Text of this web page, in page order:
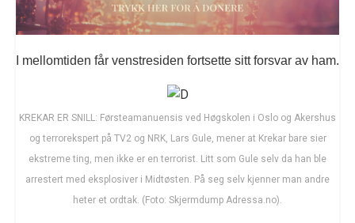
I mellomtiden får venstresiden fortsette sitt forsvar av ham.
KREKAR ER SNILL: Førsteamanuensis ved Høgskolen i Oslo og Akershus
og terrorekspert på TV2 og NRK, Lars Gule, mener at Krekar bare sier
ekstreme ting, men ikke er en terrorist. Litt som Gule selv da han ble
arrestert med eksplosiver i Midtøsten. På seg selv kjenner man andre
heter et ordtak. (Foto: Skjermdump Adressa.no).